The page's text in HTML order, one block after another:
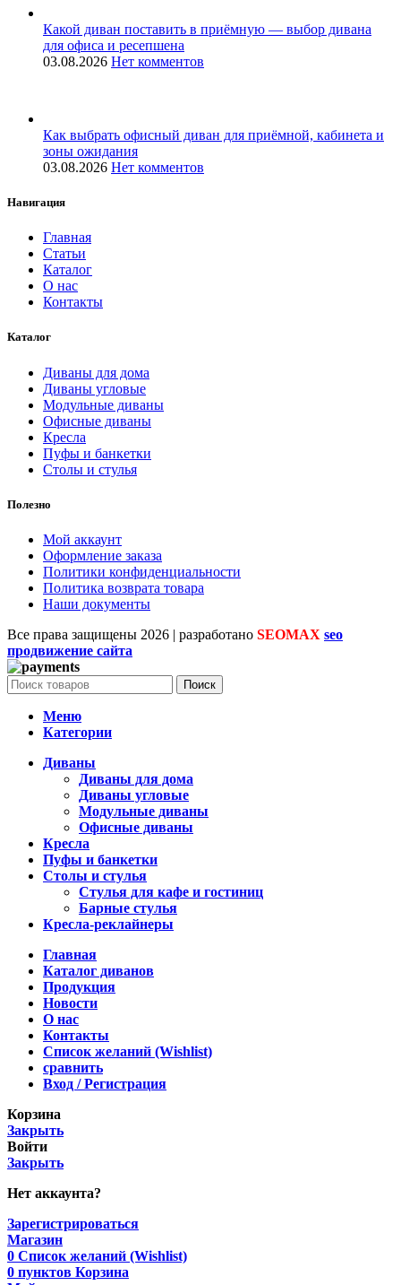
Какой диван поставить в приёмную — выбор дивана
для офиса и ресепшена
03.08.2026 Нет комментов
Как выбрать офисный диван для приёмной, кабинета и
зоны ожидания
03.08.2026 Нет комментов
Навигация
Главная
Статьи
Каталог
О нас
Контакты
Каталог
Диваны для дома
Диваны угловые
Модульные диваны
Офисные диваны
Кресла
Пуфы и банкетки
Столы и стулья
Полезно
Мой аккаунт
Оформление заказа
Политики конфиденциальности
Политика возврата товара
Наши документы
Все права защищены 2026 | разработано SEOMAX seo
продвижение сайта
Поиск
Меню
Категории
Диваны
Диваны для дома
Диваны угловые
Модульные диваны
Офисные диваны
Кресла
Пуфы и банкетки
Столы и стулья
Стулья для кафе и гостиниц
Барные стулья
Кресла-реклайнеры
Главная
Каталог диванов
Продукция
Новости
О нас
Контакты
Список желаний (Wishlist)
сравнить
Вход / Регистрация
Корзина
Закрыть
Войти
Закрыть
Нет аккаунта?
Зарегистрироваться
Магазин
0 Список желаний (Wishlist)
0 пунктов Корзина